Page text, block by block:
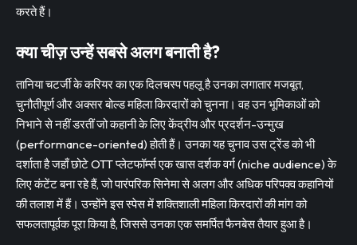
करते हैं।
क्या चीज़ उन्हें सबसे अलग बनाती है?
तानिया चटर्जी के करियर का एक दिलचस्प पहलू है उनका लगातार मजबूत,
चुनौतीपूर्ण और अक्सर बोल्ड महिला किरदारों को चुनना। वह उन भूमिकाओं को
निभाने से नहीं डरतीं जो कहानी के लिए केंद्रीय और प्रदर्शन-उन्मुख
(performance-oriented) होती हैं। उनका यह चुनाव उस ट्रेंड को भी
दर्शाता है जहाँ छोटे OTT प्लेटफॉर्म्स एक खास दर्शक वर्ग (niche audience) के
लिए कंटेंट बना रहे हैं, जो पारंपरिक सिनेमा से अलग और अधिक परिपक्व कहानियों
की तलाश में हैं। उन्होंने इस स्पेस में शक्तिशाली महिला किरदारों की मांग को
सफलतापूर्वक पूरा किया है, जिससे उनका एक समर्पित फैनबेस तैयार हुआ है।